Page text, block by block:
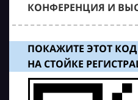
КОНФЕРЕНЦИЯ И
ПОКАЖИТЕ ЭТОТ КОД
НА СТОЙКЕ